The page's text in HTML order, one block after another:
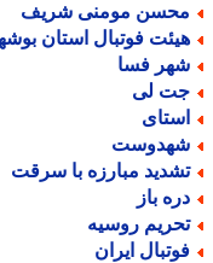
مومنی شریف
فوتبال استان بوشهر
فسا
لی
مبارزه با سرقت
باز
روسیه
ایران